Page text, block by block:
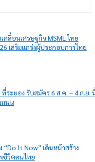
คลื่อนเศรษฐกิจ MSME ไทย
เสริมแกร่งผู้ประกอบการไทย
ระยอง รับสมัคร 6 ส.ค. – 4 ก.ย.
ถนน
It Now” เดินหน้าสร้าง
ชีวิตคนไทย